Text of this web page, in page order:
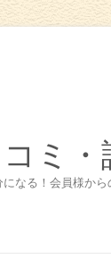
ミ・
なる！会員様か